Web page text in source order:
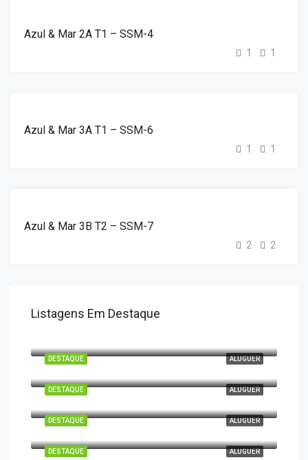
Azul & Mar 2A T1 – SSM-4
1 1
Azul & Mar 3A T1 – SSM-6
1 1
Azul & Mar 3B T2 – SSM-7
2 2
Listagens Em Destaque
ALUGUER
DESTAQUE
ALUGUER
DESTAQUE
ALUGUER
DESTAQUE
ALUGUER
DESTAQUE